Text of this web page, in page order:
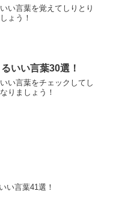
い言葉を覚えてしりとり
ょう！
いい言葉30選！
い言葉をチェックしてし
りましょう！
い言葉41選！